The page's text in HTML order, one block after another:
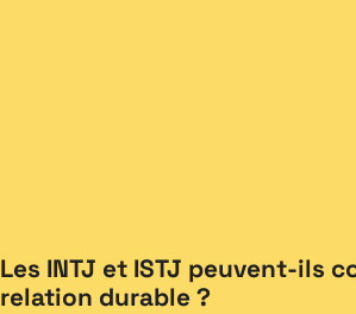
Les INTJ et ISTJ peuvent-ils
relation durable ?